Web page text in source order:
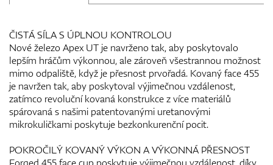
ČISTÁ SÍLA S ÚPLNOU KONTROLOU
Nové železo Apex UT je navrženo tak, aby poskytovalo
lepším hráčům výkonnou, ale zároveň všestrannou možnost
mimo odpaliště, když je přesnost prvořadá. Kovaný face 455
je navržen tak, aby poskytoval výjimečnou vzdálenost,
zatímco revoluční kovaná konstrukce z více materiálů
spárovaná s našimi patentovanými uretanovými
mikrokuličkami poskytuje bezkonkurenční pocit.
POKROČILÝ KOVANÝ VÝKON A VÝKONNÁ PŘESNOST
Forged 455 face cup poskytuje výjimečnou vzdálenost, díky